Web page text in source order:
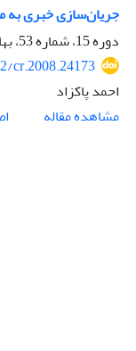
جریان‌سازی خبری به
دوره 15، شماره 53، بهار 1387، صفحه
cr.2008.24173
احمد پاکزاد
مشاهده مقاله